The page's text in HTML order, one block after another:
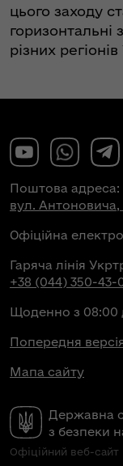
цього заходу
горизонтальні
різних
Державна
з безпеки
Офіційний веб-сайт
Поштова адреса:
вул. Антоновича,
Офіційна
Гаряча лінія
+38 (044) 350-43-
Щоденно з 08:00
Попередня
Мапа сайту